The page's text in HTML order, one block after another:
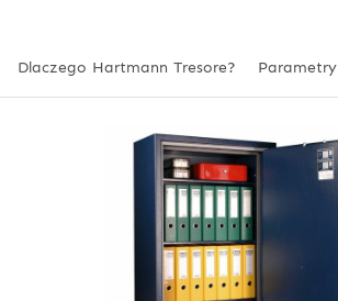
Dlaczego Hartmann Tresore? Parametry